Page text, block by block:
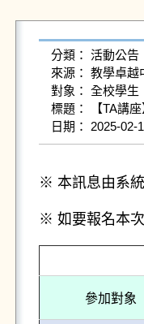
分類： 活動公告
來源： 教學卓越
對象： 全校學生
標題： 【TA講
※ 本訊息由系
※ 如要報名本
參加對象